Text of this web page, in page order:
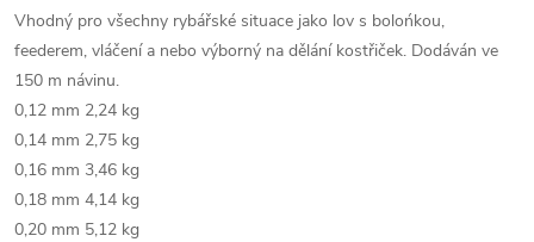
Vhodný pro všechny rybářské situace jako lov s bolońkou,
feederem, vláčení a nebo výborný na dělání kostřiček. Dodáván ve
150 m návinu.
0,12 mm 2,24 kg
0,14 mm 2,75 kg
0,16 mm 3,46 kg
0,18 mm 4,14 kg
0,20 mm 5,12 kg